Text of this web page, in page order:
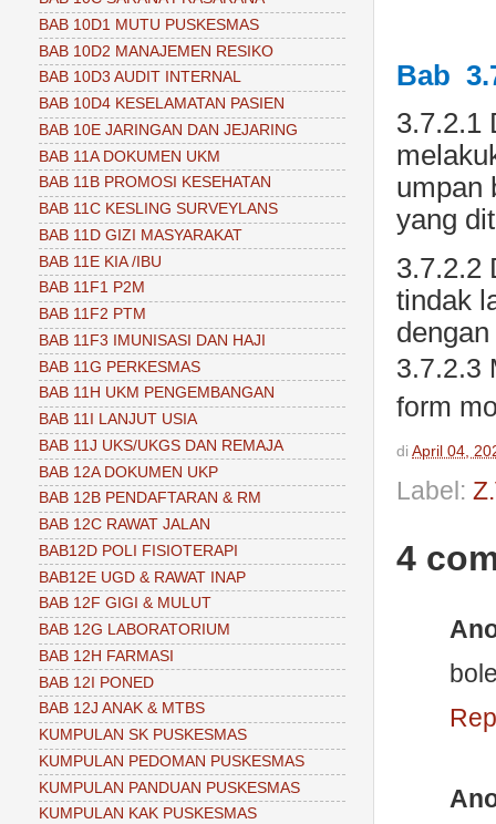
Bab
3.7.2.1
umpan
yang
3.7.2.2
tindak
3.7.2.3
form
di April 04,
Label:
4
BAB 10D1 MUTU PUSKESMAS
BAB 10D2 MANAJEMEN RESIKO
BAB 10D3 AUDIT INTERNAL
BAB 10D4 KESELAMATAN PASIEN
BAB 10E JARINGAN DAN JEJARING
BAB 11A DOKUMEN UKM
BAB 11B PROMOSI KESEHATAN
BAB 11C KESLING SURVEYLANS
BAB 11D GIZI MASYARAKAT
BAB 11E KIA /IBU
BAB 11F1 P2M
BAB 11F2 PTM
BAB 11F3 IMUNISASI DAN HAJI
BAB 11G PERKESMAS
BAB 11H UKM PENGEMBANGAN
BAB 11I LANJUT USIA
BAB 11J UKS/UKGS DAN REMAJA
BAB 12A DOKUMEN UKP
BAB 12B PENDAFTARAN & RM
BAB 12C RAWAT JALAN
BAB12D POLI FISIOTERAPI
BAB12E UGD & RAWAT INAP
BAB 12F GIGI & MULUT
BAB 12G LABORATORIUM
BAB 12H FARMASI
BAB 12I PONED
BAB 12J ANAK & MTBS
KUMPULAN SK PUSKESMAS
KUMPULAN PEDOMAN PUSKESMAS
KUMPULAN PANDUAN PUSKESMAS
KUMPULAN KAK PUSKESMAS